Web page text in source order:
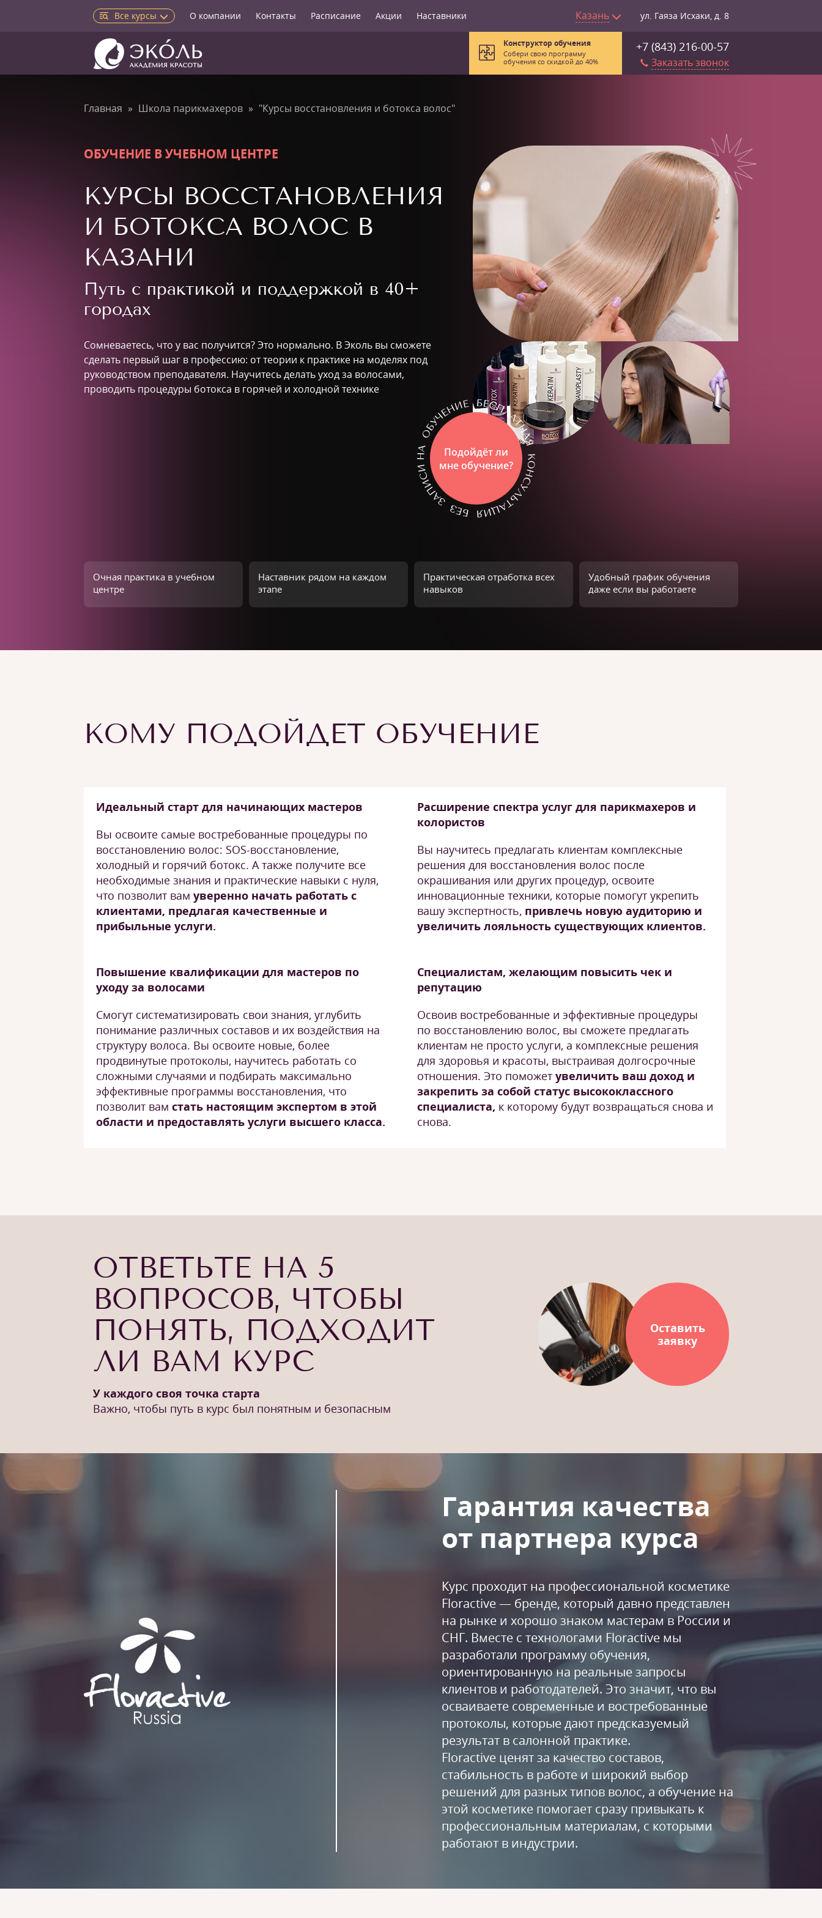
Все курсы О компании Контакты Расписание Акции Наставники Казань ул. Гаяза Исхаки, д. 8
+7 (843) 216-00-57
Заказать звонок
Конструктор обучения
Собери свою программу
обучения со скидкой до 40%
Главная Школа парикмахеров "Курсы восстановления и ботокса волос"
ОБУЧЕНИЕ В УЧЕБНОМ ЦЕНТРЕ
КУРСЫ ВОССТАНОВЛЕНИЯ
И БОТОКСА ВОЛОС В
КАЗАНИ
Путь с практикой и поддержкой в 40+
городах
Сомневаетесь, что у вас получится? Это нормально. В Эколь вы сможете
сделать первый шаг в профессию: от теории к практике на моделях под
руководством преподавателя. Научитесь делать уход за волосами,
проводить процедуры ботокса в горячей и холодной технике
Подойдёт ли
мне обучение?
Очная практика в учебном
центре
Наставник рядом на каждом
этапе
Практическая отработка всех
навыков
Удобный график обучения
даже если вы работаете
КОМУ ПОДОЙДЕТ ОБУЧЕНИЕ
Идеальный старт для начинающих мастеров
Вы освоите самые востребованные процедуры по
восстановлению волос: SOS-восстановление,
холодный и горячий ботокс. А также получите все
необходимые знания и практические навыки с нуля,
что позволит вам уверенно начать работать с
клиентами, предлагая качественные и
прибыльные услуги.
Расширение спектра услуг для парикмахеров и
колористов
Вы научитесь предлагать клиентам комплексные
решения для восстановления волос после
окрашивания или других процедур, освоите
инновационные техники, которые помогут укрепить
вашу экспертность, привлечь новую аудиторию и
увеличить лояльность существующих клиентов.
Повышение квалификации для мастеров по
уходу за волосами
Смогут систематизировать свои знания, углубить
понимание различных составов и их воздействия на
структуру волоса. Вы освоите новые, более
продвинутые протоколы, научитесь работать со
сложными случаями и подбирать максимально
эффективные программы восстановления, что
позволит вам стать настоящим экспертом в этой
области и предоставлять услуги высшего класса.
Специалистам, желающим повысить чек и
репутацию
Освоив востребованные и эффективные процедуры
по восстановлению волос, вы сможете предлагать
клиентам не просто услуги, а комплексные решения
для здоровья и красоты, выстраивая долгосрочные
отношения. Это поможет увеличить ваш доход и
закрепить за собой статус высококлассного
специалиста, к которому будут возвращаться снова и
снова.
ОТВЕТЬТЕ НА 5
ВОПРОСОВ, ЧТОБЫ
ПОНЯТЬ, ПОДХОДИТ
ЛИ ВАМ КУРС
У каждого своя точка старта
Важно, чтобы путь в курс был понятным и безопасным
Оставить
заявку
Гарантия качества
от партнера курса
Курс проходит на профессиональной косметике
Floractive — бренде, который давно представлен
на рынке и хорошо знаком мастерам в России и
СНГ. Вместе с технологами Floractive мы
разработали программу обучения,
ориентированную на реальные запросы
клиентов и работодателей. Это значит, что вы
осваиваете современные и востребованные
протоколы, которые дают предсказуемый
результат в салонной практике.
Floractive ценят за качество составов,
стабильность в работе и широкий выбор
решений для разных типов волос, а обучение на
этой косметике помогает сразу привыкать к
профессиональным материалам, с которыми
работают в индустрии.